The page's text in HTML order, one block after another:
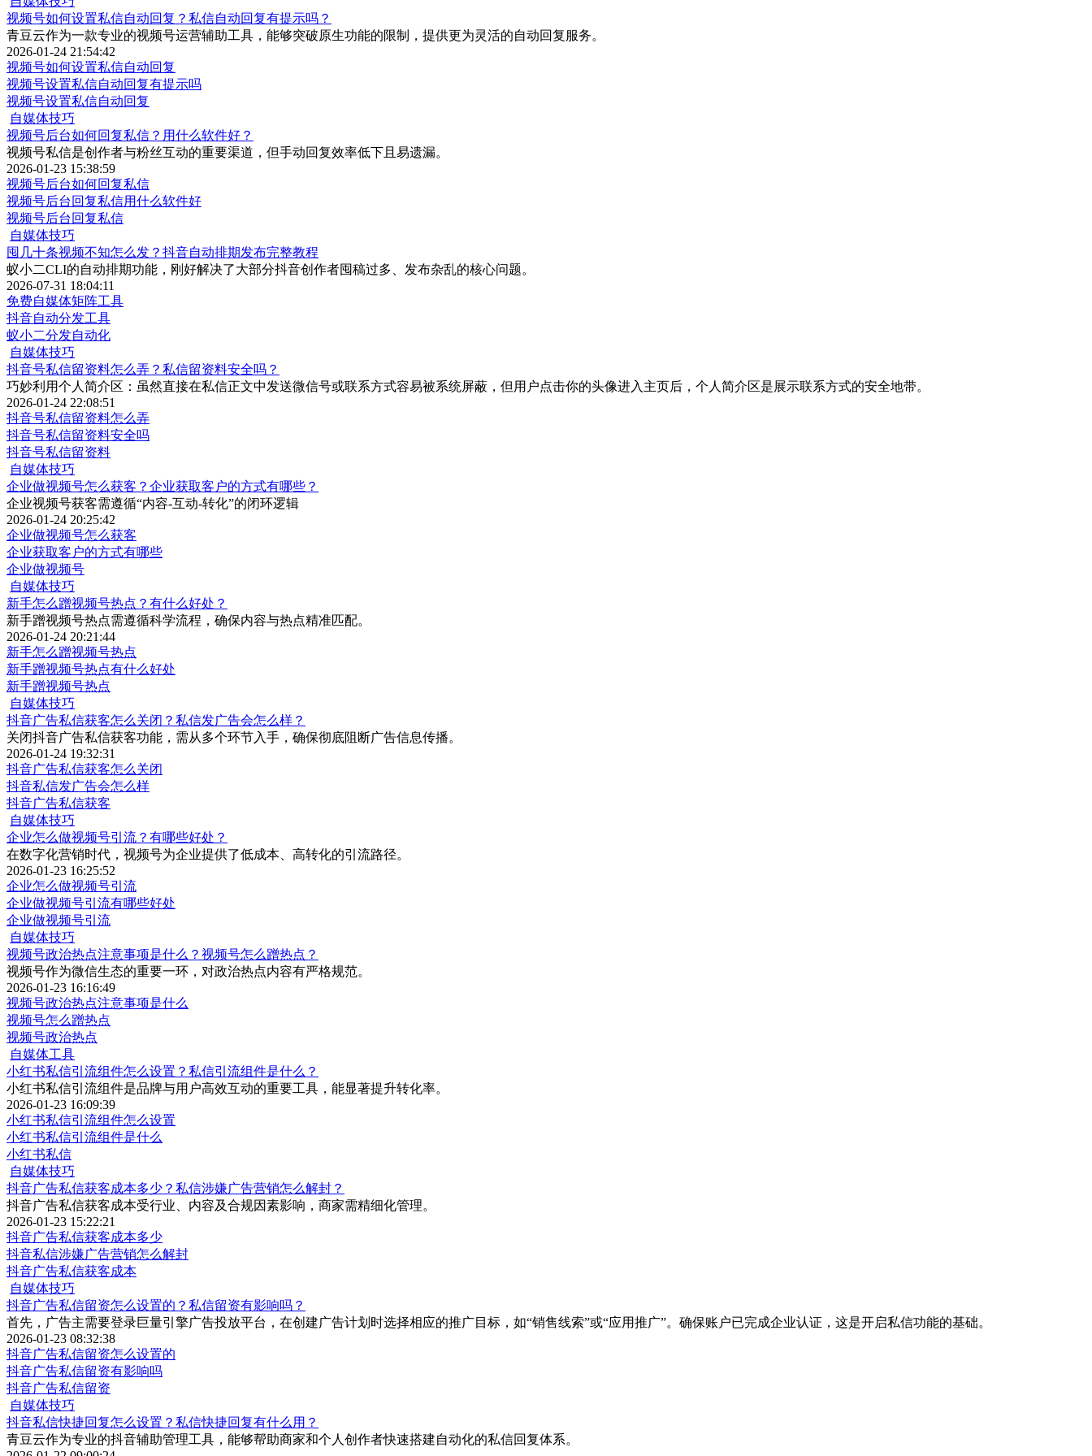
视频号如何设置私信自动回复？私信自动回复有提示吗？
青豆云作为一款专业的视频号运营辅助工具，能够突破原生功能的限制，提供更为灵活的自动回复服务。
2026-01-24 21:54:42
视频号如何设置私信自动回复
视频号设置私信自动回复有提示吗
视频号设置私信自动回复
自媒体技巧
视频号后台如何回复私信？用什么软件好？
视频号私信是创作者与粉丝互动的重要渠道，但手动回复效率低下且易遗漏。
2026-01-23 15:38:59
视频号后台如何回复私信
视频号后台回复私信用什么软件好
视频号后台回复私信
自媒体技巧
囤几十条视频不知怎么发？抖音自动排期发布完整教程
蚁小二CLI的自动排期功能，刚好解决了大部分抖音创作者囤稿过多、发布杂乱的核心问题。
2026-07-31 18:04:11
免费自媒体矩阵工具
抖音自动分发工具
蚁小二分发自动化
自媒体技巧
抖音号私信留资料怎么弄？私信留资料安全吗？
巧妙利用个人简介区：虽然直接在私信正文中发送微信号或联系方式容易被系统屏蔽，但用户点击你的头像进入主页后，个人简介区是展示联系方式的安全地带。
2026-01-24 22:08:51
抖音号私信留资料怎么弄
抖音号私信留资料安全吗
抖音号私信留资料
自媒体技巧
企业做视频号怎么获客？企业获取客户的方式有哪些？
企业视频号获客需遵循“内容-互动-转化”的闭环逻辑
2026-01-24 20:25:42
企业做视频号怎么获客
企业获取客户的方式有哪些
企业做视频号
自媒体技巧
新手怎么蹭视频号热点？有什么好处？
新手蹭视频号热点需遵循科学流程，确保内容与热点精准匹配。
2026-01-24 20:21:44
新手怎么蹭视频号热点
新手蹭视频号热点有什么好处
新手蹭视频号热点
自媒体技巧
抖音广告私信获客怎么关闭？私信发广告会怎么样？
关闭抖音广告私信获客功能，需从多个环节入手，确保彻底阻断广告信息传播。
2026-01-24 19:32:31
抖音广告私信获客怎么关闭
抖音私信发广告会怎么样
抖音广告私信获客
自媒体技巧
企业怎么做视频号引流？有哪些好处？
在数字化营销时代，视频号为企业提供了低成本、高转化的引流路径。
2026-01-23 16:25:52
企业怎么做视频号引流
企业做视频号引流有哪些好处
企业做视频号引流
自媒体技巧
视频号政治热点注意事项是什么？视频号怎么蹭热点？
视频号作为微信生态的重要一环，对政治热点内容有严格规范。
2026-01-23 16:16:49
视频号政治热点注意事项是什么
视频号怎么蹭热点
视频号政治热点
自媒体工具
小红书私信引流组件怎么设置？私信引流组件是什么？
​小红书私信引流组件是品牌与用户高效互动的重要工具，能显著提升转化率。
2026-01-23 16:09:39
小红书私信引流组件怎么设置
小红书私信引流组件是什么
小红书私信
自媒体技巧
抖音广告私信获客成本多少？私信涉嫌广告营销怎么解封？
抖音广告私信获客成本受行业、内容及合规因素影响，商家需精细化管理。
2026-01-23 15:22:21
抖音广告私信获客成本多少
抖音私信涉嫌广告营销怎么解封
抖音广告私信获客成本
自媒体技巧
抖音广告私信留资怎么设置的？私信留资有影响吗？
首先，广告主需要登录巨量引擎广告投放平台，在创建广告计划时选择相应的推广目标，如“销售线索”或“应用推广”。确保账户已完成企业认证，这是开启私信功能的基础。
2026-01-23 08:32:38
抖音广告私信留资怎么设置的
抖音广告私信留资有影响吗
抖音广告私信留资
自媒体技巧
抖音私信快捷回复怎么设置？私信快捷回复有什么用？
青豆云作为专业的抖音辅助管理工具，能够帮助商家和个人创作者快速搭建自动化的私信回复体系。